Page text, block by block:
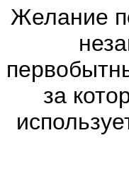
Желание
за